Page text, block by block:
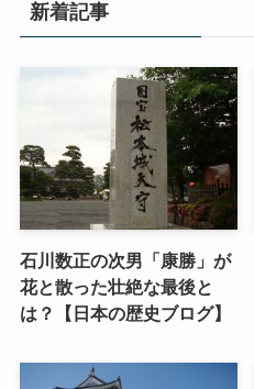
新着記事
石川数正の次男「康勝」が
花と散った壮絶な最後と
は？【日本の歴史ブログ】